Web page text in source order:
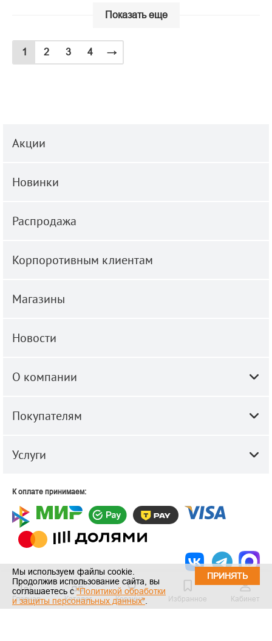
Главная Каталог Корзина Избранное Кабинет
Показать еще
1 2 3 4 →
Акции
Новинки
Распродажа
Корпоротивным клиентам
Магазины
Новости
О компании
Покупателям
Услуги
К оплате принимаем:
© 2010-2026 ООО "Строй-Центр".Строительные и отделочные
материалы оптом и в розницу.
Мы используем файлы cookie.
Продолжив использование сайта, вы
соглашаетесь с"Политикой обработки
и защиты персональных данных"
ПРИНЯТЬ